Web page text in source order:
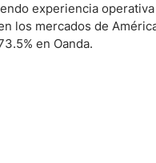
experiencia operativa
los mercados de
en Oanda.